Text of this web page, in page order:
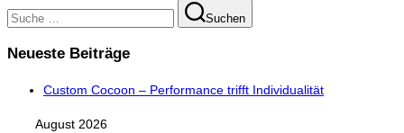
Suchen
nach:
Suchen
Neueste Beiträge
Custom Cocoon – Performance trifft Individualität
August 2026